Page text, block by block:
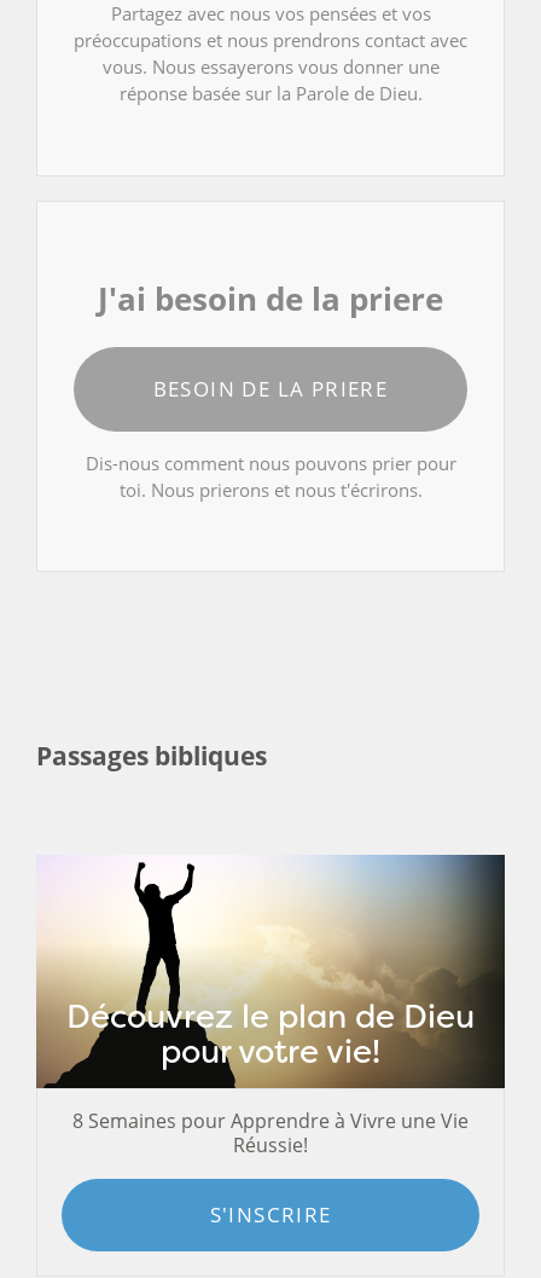
Partagez avec nous vos pensées et vos
préoccupations et nous prendrons contact avec
vous. Nous essayerons vous donner une
réponse basée sur la Parole de Dieu.
J'ai besoin de la priere
BESOIN DE LA PRIERE
Dis-nous comment nous pouvons prier pour
toi. Nous prierons et nous t'écrirons.
Passages bibliques
Découvrez le plan de Dieu
pour votre vie!
8 Semaines pour Apprendre à Vivre une Vie
Réussie!
S'INSCRIRE